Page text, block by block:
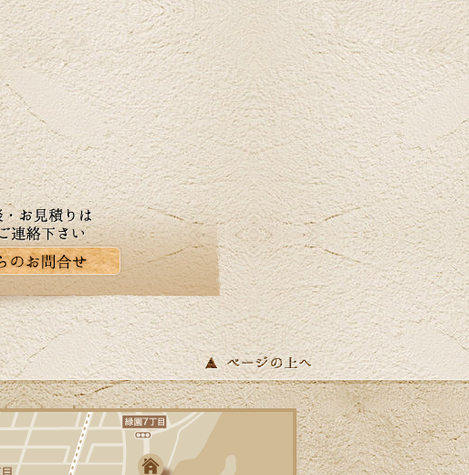
にも最適な季節ですね。当社はゴールデン
ウイーク中も休まず営業しております。リ
フォームに関するご相談、お見積りなどお
気軽にお問い合わせください。ホームペー
ジでは、H区M様邸のキッチリフォーム、A
区N様邸の玄関ドアリフォーム事例を掲載致
しました。リフォームのご参考に是非ご覧
ください。皆様からのお問合せをお待ちし
ております。
2026/04/17
青葉が美しい季節になりました。明るい日
差しを新しい窓で迎えませんか？環境省が
実施する「みらいエコ住宅2026事業」で補
助金の交付が決定しました。断熱性能の高
い窓を導入する「窓リノベ」では、熱・遮
音・結露軽減により光熱費の削減や快適な
住環境の向上が期待できます。（補助金申
請には様々な要件クリアが必要となりま
す）カインドリフォームはお見積り・ご相
談は無料です。皆様からのお問合せをお待
ちしております。
2026/04/07
春、新しいスタートの季節ですね。大きな
ランドセルを背負った新入生が桜の下を楽
しそうに歩く姿を見かけます。ホームペー